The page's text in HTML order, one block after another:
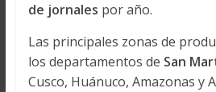
de jornales por año.
Las principales zonas de
los departamentos de San
Cusco, Huánuco, Amazonas y